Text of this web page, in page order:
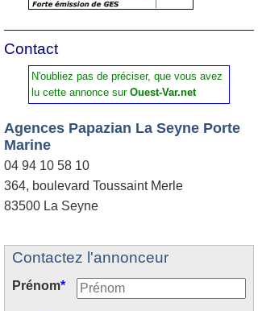
Contact
N'oubliez pas de préciser, que vous avez
lu cette annonce sur Ouest-Var.net
Agences Papazian La Seyne Porte
Marine
04 94 10 58 10
364, boulevard Toussaint Merle
83500 La Seyne
Contactez l'annonceur
Prénom*